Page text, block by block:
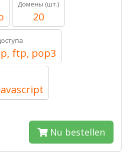
Домены (шт.)
20
ftp, pop3
Nu bestellen